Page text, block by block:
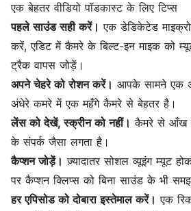
एक बेहतर वीडियो पॉडकास्ट के लिए टिप्स
पहले साउंड सही करें। एक डेडिकेटेड
करें, एडिट में कैमरे के बिल्ट-इन माइक को
ट्रैक वापस जोड़ें।
अपने चेहरे को रोशन करें। आपके सामने एक
अंधेरे कमरे में एक महँगे कैमरे से बेहतर है।
लेंस को देखें, स्क्रीन को नहीं। कैमरे से आँख
के संपर्क जैसा लगता है।
कैप्शन जोड़ें। ज़्यादातर सोशल व्यूइंग म्यूट
पर कैप्शन क्लिप्स को बिना साउंड के भी
हर एपिसोड को दोबारा इस्तेमाल करें। एक